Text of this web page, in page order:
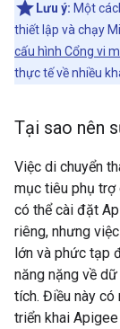
Lưu ý: Một
thiết lập và chạy
cấu hình Cổng vi
thực tế về nhiều
Tại sao nên
Việc di chuyển
mục tiêu phụ trợ
có thể cài đặt
riêng, nhưng
lớn và phức tạp
năng nặng về
tích. Điều này có
triển khai